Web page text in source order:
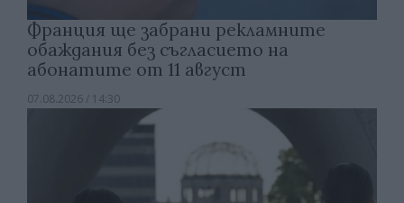
Франция ще забрани рекламните
обаждания без съгласието на
абонатите от 11 август
07.08.2026 / 14:30